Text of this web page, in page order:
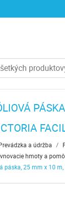
a údržba /
hmoty a
25 mm x 10 m,